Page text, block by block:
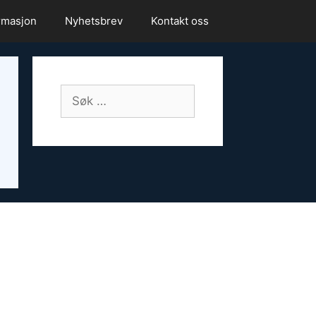
Nyhetsbrev Kontakt oss
Søk
etter: